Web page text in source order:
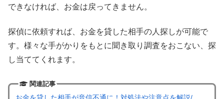
できなければ、お金は戻ってきません。
探偵に依頼すれば、お金を貸した相手の人探しが可能で
す。様々な手がかりをもとに聞き取り調査をおこない、探
し当ててくれます。
関連記事